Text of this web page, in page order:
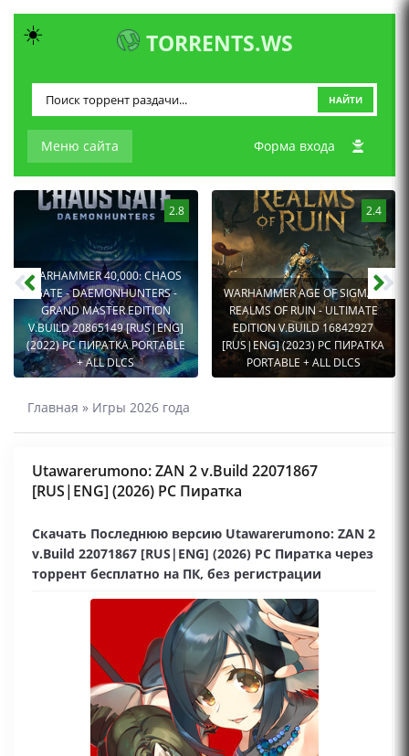
TORRENTS.WS
Меню сайта
НАЙТИ
Форма входа
2.8
WARHAMMER 40,000: CHAOS
GATE - DAEMONHUNTERS -
GRAND MASTER EDITION
V.BUILD 20865149 [RUS|ENG]
(2022) PC ПИРАТКА PORTABLE
+ ALL DLCS
2.4
WARHAMMER AGE OF SIGMAR:
REALMS OF RUIN - ULTIMATE
EDITION V.BUILD 16842927
[RUS|ENG] (2023) PC ПИРАТКА
PORTABLE + ALL DLCS
Главная » Игры 2026 года
Utawarerumono: ZAN 2 v.Build 22071867
[RUS|ENG] (2026) PC Пиратка
Скачать Последнюю версию Utawarerumono: ZAN 2
v.Build 22071867 [RUS|ENG] (2026) PC Пиратка через
торрент бесплатно на ПК, без регистрации
☀️